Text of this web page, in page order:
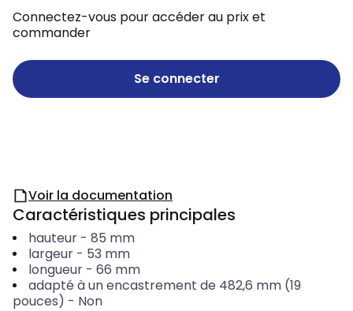
Connectez-vous pour accéder au prix et
commander
Se connecter
Voir la documentation
Caractéristiques principales
hauteur- 85 mm
largeur- 53 mm
longueur- 66 mm
adapté à un encastrement de 482,6 mm (19
pouces) - Non